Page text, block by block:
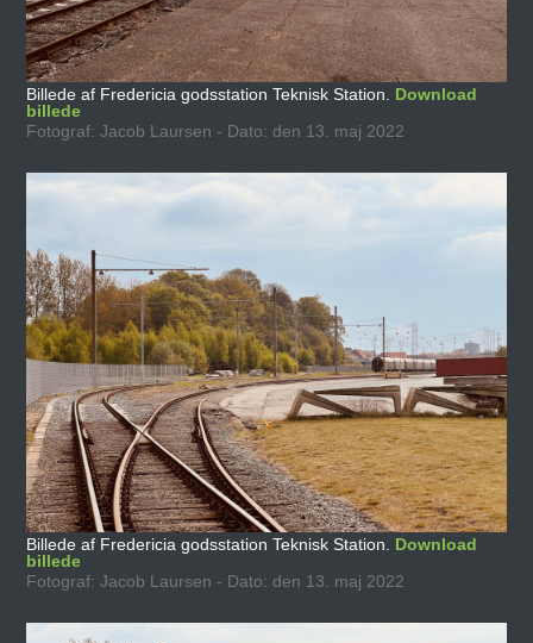
Billede af Fredericia godsstation Teknisk Station. Download
billede
Fotograf: Jacob Laursen - Dato: den 13. maj 2022
Billede af Fredericia godsstation Teknisk Station. Download
billede
Fotograf: Jacob Laursen - Dato: den 13. maj 2022